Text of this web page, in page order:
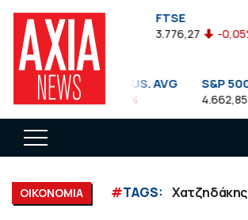
FTSEA
899,47 -0,04%
FTSE
3.776,27 -0,05%
DOW JONES INDUS. AVG
35.911,81
S&P 500
4.662,85
ΟΙΚΟΝΟΜΙΑ #TAGS: Χατζηδάκης